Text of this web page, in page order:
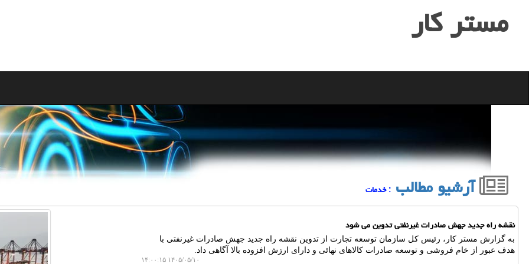
مستر كار
آرشیو مطالب : خدمات
نقشه راه جدید جهش صادرات غیرنفتی تدوین می شود
به گزارش مستر کار، رئیس کل سازمان توسعه تجارت از تدوین نقشه راه جدید جهش صادرات غیرنفتی با
هدف عبور از خام فروشی و توسعه صادرات کالاهای نهائی و دارای ارزش افزوده بالا آگاهی داد.
۱۴۰۵/۰۵/۱۰ ۱۴:۰۰:۱۵